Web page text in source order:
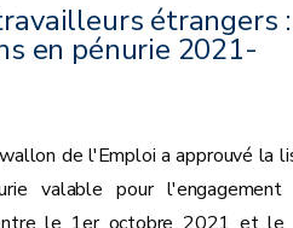
étrangers :
en pénurie 2021-
l'Emploi a approuvé la
valable pour l'engagement